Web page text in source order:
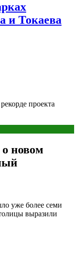
и Токаева
проекта
новом
уже более семи
выразили